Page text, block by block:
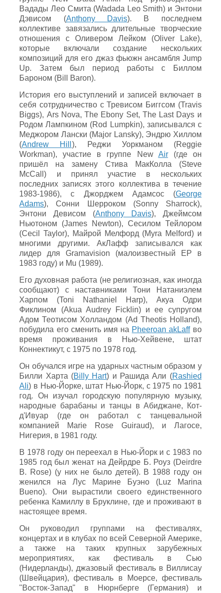
Вадады Лео Смита (Wadada Leo Smith) и Энтони
Дэвисом (Anthony Davis). В последнем
коллективе завязались длительные творческие
отношения с Оливером Лейком (Oliver Lake),
которые включали создание нескольких
композиций для его джаз фьюжн ансамбля Jump
Up. Затем был период работы с Биллом
Бароном (Bill Baron).
История его выступлений и записей включает в
себя сотрудничество с Тревисом Биггсом (Travis
Biggs), Ars Nova, The Ebony Set, The Last Days и
Родом Лампкином (Rod Lumpkin), записывался с
Меджором Лански (Major Lansky), Эндрю Хиллом
(Andrew Hill ), Реджи Уоркманом (Reggie
Workman), участие в группе New Air(где он
пришёл на замену Стива МакКолла (Steve
McCall) и принял участие в нескольких
последних записях этого коллектива в течение
1983-1986), с Джорджем Адамсос (George
Adams), Сонни Шерроком (Sonny Sharrock),
Энтони Девисом (Anthony Davis), Джеймсом
Ньютоном (James Newton), Сесилом Тейлором
(Cecil Taylor), Майрой Мелфорд (Myra Melford) и
многими другими. АкЛафф записывался как
лидер для Gramavision (малоизвестный EP в
1983 году) и Mu (1989).
Его духовная работа (не религиозная, как иногда
сообщают) с наставниками Тони Натаниэлем
Харпом (Toni Nathaniel Harp), Акуа Одри
Фиклином (Akua Audrey Ficklin) и ее супругом
Адом Теотисом Холландом (Ad Theotis Holland),
побудила его сменить имя на Pheeroan akLaffво
время проживания в Нью-Хейвене, штат
Коннектикут, с 1975 по 1978 год.
Он обучался игре на ударных частным образом у
Билли Харта (Billy Hart) и Рашида Али (Rashied
Ali) в Нью-Йорке, штат Нью-Йорк, с 1975 по 1981
год. Он изучал городскую популярную музыку,
народные барабаны и танцы в Абиджане, Кот-
д'Ивуар (где он работал с танцевальной
компанией Marie Rose Guiraud), и Лагосе,
Нигерия, в 1981 году.
В 1978 году он переехал в Нью-Йорк и с 1983 по
1985 год был женат на Дейрдре Б. Роуз (Deirdre
B. Rose) (у них не было детей). В 1988 году он
женился на Лус Марине Буэно (Luz Marina
Bueno). Они вырастили своего единственного
ребенка Камиллу в Бруклине, где и проживают в
настоящее время.
Он руководил группами на фестивалях,
концертах и в клубах по всей Северной Америке,
а также на таких крупных зарубежных
мероприятиях, как фестиваль в Сью
(Нидерланды), джазовый фестиваль в Виллисау
(Швейцария), фестиваль в Моерсе, фестиваль
"Восток-Запад" в Нюрнберге (Германия) и